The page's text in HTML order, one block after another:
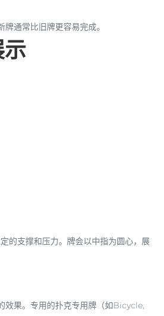
通常比旧牌更容易完成。
的支撑和压力。牌会以中指为圆心，展
效果。专用的扑克专用牌（如Bicycle,